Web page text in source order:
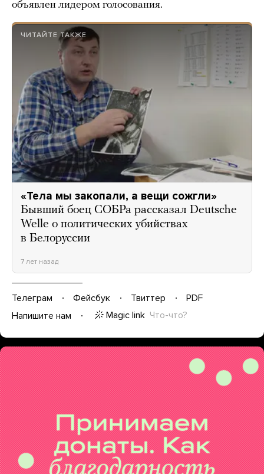
объявлен лидером голосования.
ЧИТАЙТЕ ТАКЖЕ
«Тела мы закопали, а вещи сожгли»
Бывший боец СОБРа рассказал Deutsche
Welle о политических убийствах
в Белоруссии
7 лет назад
Телеграм Фейсбук Твиттер
PDF
Напишите нам
Magic link Что-что?